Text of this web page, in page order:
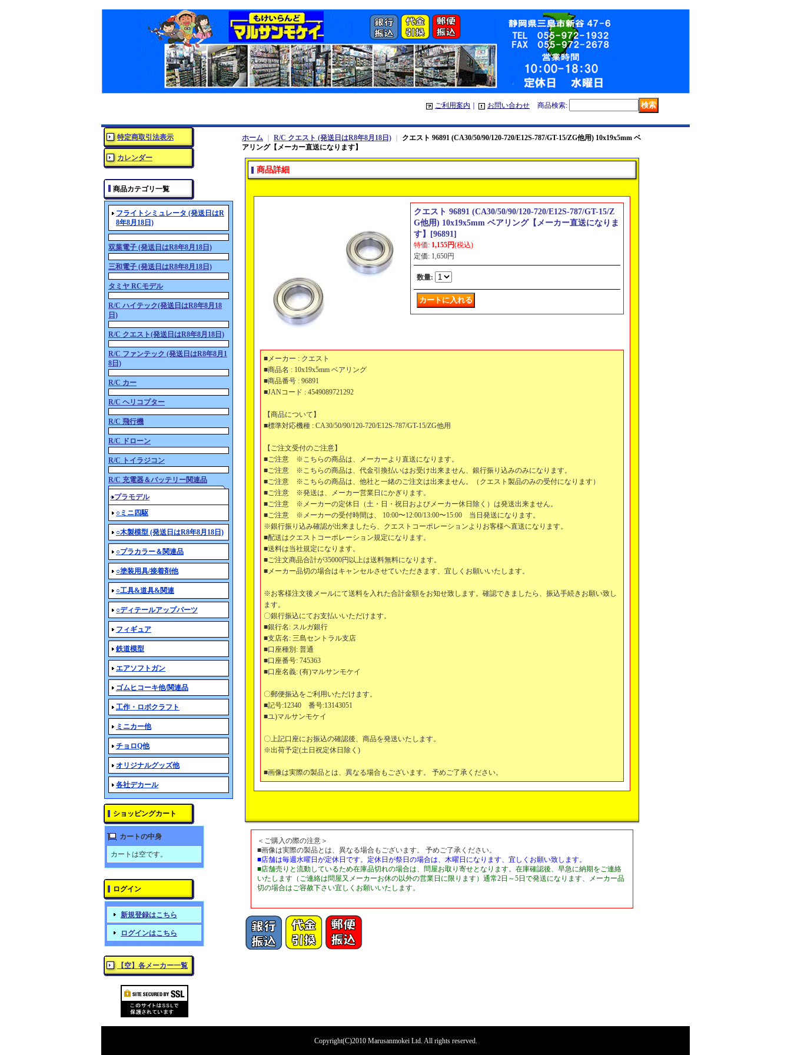
ご利用案内 お問い合わせ 商品検索:
特定商取引法表示
カレンダー
商品カテゴリ一覧
フライトシミュレータ (発送日はR
8年8月18日)
双葉電子 (発送日はR8年8月18日)
三和電子 (発送日はR8年8月18日)
タミヤ RCモデル
R/C ハイテック(発送日はR8年8月18
日)
R/C クエスト(発送日はR8年8月18日)
R/C ファンテック (発送日はR8年8月1
8日)
R/C カー
R/C ヘリコプター
R/C 飛行機
R/C ドローン
R/C トイラジコン
R/C 充電器＆バッテリー関連品
○プラモデル
○ミニ四駆
○木製模型 (発送日はR8年8月18日)
○プラカラー＆関連品
○塗装用具/接着剤他
○工具&道具&関連
○ディテールアップパーツ
フィギュア
鉄道模型
エアソフトガン
ゴムヒコーキ他/関連品
工作・ロボクラフト
ミニカー他
チョロQ他
オリジナルグッズ他
各社デカール
ショッピングカート
カートの中身
カートは空です。
ログイン
新規登録はこちら
ログインはこちら
【空】各メーカー一覧
ホーム R/C クエスト (発送日はR8年8月18日)
クエスト 96891 (CA30/50/90/120-720/E12S-787/GT-15/ZG他用) 10x19x5mm ベ
アリング【メーカー直送になります】
商品詳細
クエスト 96891 (CA30/50/90/120-720/E12S-787/GT-15/Z
G他用) 10x19x5mm ベアリング【メーカー直送になりま
す】
[96891]
特価: 1,155円(税込)
定価: 1,650円
数量:
■メーカー : クエスト
■商品名 : 10x19x5mm ベアリング
■商品番号 : 96891
■JANコード : 4549089721292
【商品について】
■標準対応機種 : CA30/50/90/120-720/E12S-787/GT-15/ZG他用
【ご注文受付のご注意】
■ご注意 ※こちらの商品は、メーカーより直送になります。
■ご注意 ※こちらの商品は、代金引換払いはお受け出来ません、銀行振り込みのみになります。
■ご注意 ※こちらの商品は、他社と一緒のご注文は出来ません。（クエスト製品のみの受付になります）
■ご注意 ※発送は、メーカー営業日にかぎります。
■ご注意 ※メーカーの定休日（土・日・祝日およびメーカー休日除く）は発送出来ません。
■ご注意 ※メーカーの受付時間は、 10:00〜12:00/13:00〜15:00 当日発送になります。
※銀行振り込み確認が出来ましたら、クエストコーポレーションよりお客様ヘ直送になります。
■配送はクエストコーポレーション規定になります。
■送料は当社規定になります。
■ご注文商品合計が35000円以上は送料無料になります。
■メーカー品切の場合はキャンセルさせていただきます、宜しくお願いいたします。
※お客様注文後メールにて送料を入れた合計金額をお知せ致します。確認できましたら、振込手続きお願い致し
ます。
〇銀行振込にてお支払いいただけます。
■銀行名: スルガ銀行
■支店名: 三島セントラル支店
■口座種別: 普通
■口座番号: 745363
■口座名義: (有)マルサンモケイ
〇郵便振込をご利用いただけます。
■記号:12340 番号:13143051
■ユ)マルサンモケイ
〇上記口座にお振込の確認後、商品を発送いたします。
※出荷予定(土日祝定休日除く)
■画像は実際の製品とは、異なる場合もございます。 予めご了承ください。
＜ご購入の際の注意＞
■画像は実際の製品とは、異なる場合もございます。 予めご了承ください。
■店舗は毎週水曜日が定休日です。定休日が祭日の場合は、木曜日になります、宜しくお願い致します。
■店舗売りと流動しているため在庫品切れの場合は、問屋お取り寄せとなります。在庫確認後、早急に納期をご連絡
いたします（ご連絡は問屋又メーカーお休の以外の営業日に限ります）通常2日～5日で発送になります、メーカー品
切の場合はご容赦下さい宜しくお願いいたします。
Copyright(C)2010 Marusanmokei Ltd. All rights reserved.